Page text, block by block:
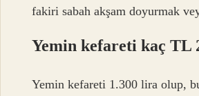
fakiri sabah akşam doyurmak
Yemin kefareti kaç TL
Yemin kefareti 1.300 lira olup,